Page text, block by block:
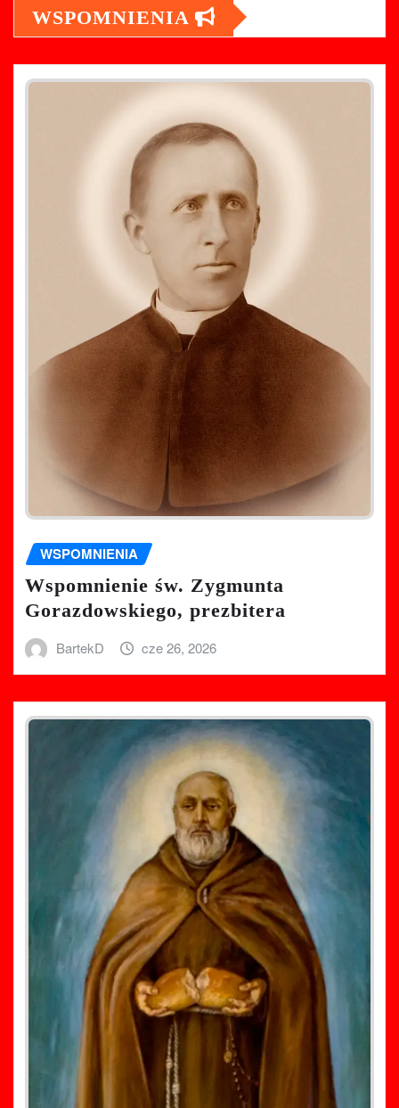
WSPOMNIENIA
WSPOMNIENIA
Wspomnienie św. Zygmunta
Gorazdowskiego, prezbitera
BartekD cze 26, 2026